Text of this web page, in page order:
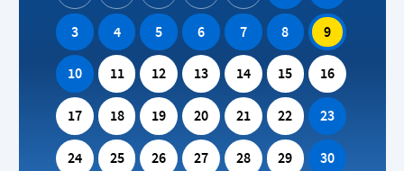
3 4 5 6 7 8 9
10 11 12 13 14 15 16
17 18 19 20 21 22 23
24 25 26 27 28 29 30